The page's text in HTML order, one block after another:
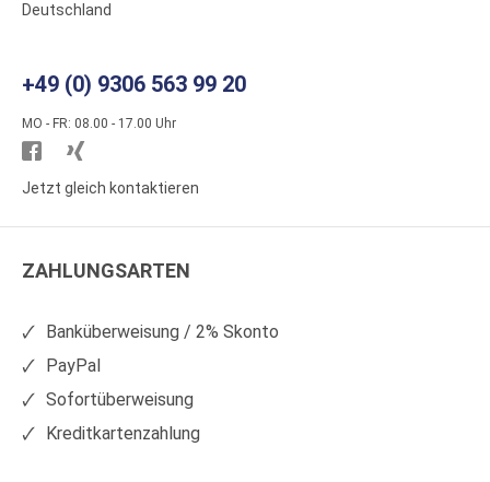
Deutschland
+49 (0) 9306 563 99 20
MO - FR: 08.00 - 17.00 Uhr
Besuchen
Sie
auf
Sie
auf
Jetzt gleich kontaktieren
ZAHLUNGSARTEN
Banküberweisung / 2% Skonto
PayPal
Sofortüberweisung
Kreditkartenzahlung